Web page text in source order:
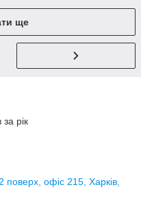
ще
рік
офіс 215, Харків,